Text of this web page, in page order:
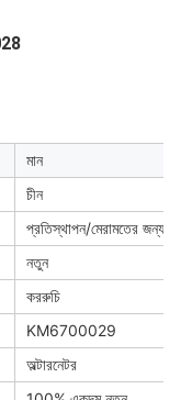
মান
চীন
প্রতিস্থাপন/মেরামতের জন্য
নতুন
কররুচি
KM6700029
অল্টারনেটর